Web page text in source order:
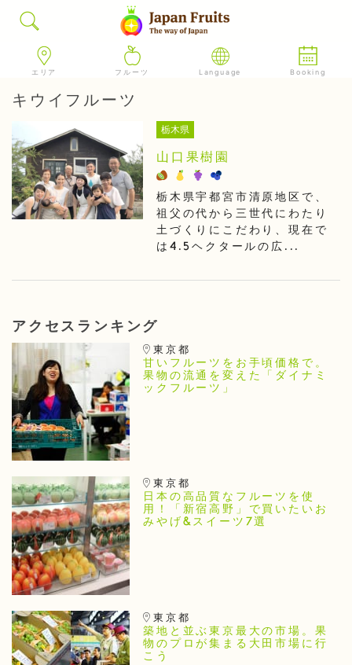
エリア フルーツ Language Booking
キウイフルーツ
栃木県
山口果樹園
栃木県宇都宮市清原地区で、
祖父の代から三世代にわたり
土づくりにこだわり、現在で
は4.5ヘクタールの広...
アクセスランキング
東京都
甘いフルーツをお手頃価格で。
果物の流通を変えた「ダイナミ
ックフルーツ」
東京都
日本の高品質なフルーツを使
用！「新宿高野」で買いたいお
みやげ&スイーツ7選
東京都
築地と並ぶ東京最大の市場。果
物のプロが集まる大田市場に行
こう